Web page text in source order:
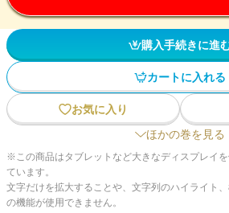
購入手続きに進
カートに入れる
お気に入り
ほかの巻を見る
※この商品はタブレットなど大きなディスプレイ
ています。
文字だけを拡大することや、文字列のハイライト
の機能が使用できません。